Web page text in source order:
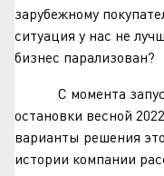
зарубежному
ситуация у нас не
бизнес парализован?
С момента
остановки весной
варианты решения
истории компании